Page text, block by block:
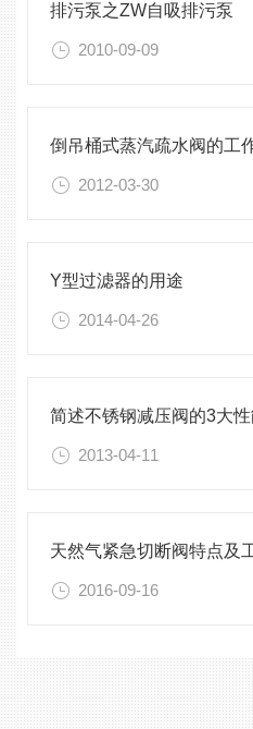
排污泵之ZW自吸排污泵
2010-09-09
倒吊桶式蒸汽疏水阀的工
2012-03-30
Y型过滤器的用途
2014-04-26
简述不锈钢减压阀的3大
2013-04-11
天然气紧急切断阀特点及
2016-09-16